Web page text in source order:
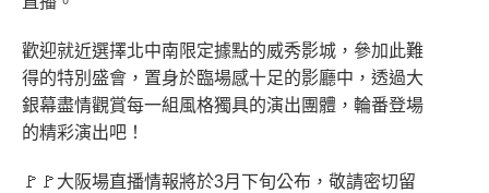
歡迎就近選擇北中南限定據點的威秀影城，參加此難
得的特別盛會，置身於臨場感十足的影廳中，透過大
銀幕盡情觀賞每一組風格獨具的演出團體，輪番登場
的精彩演出吧！
🚩🚩大阪場直播情報將於3月下旬公布，敬請密切留